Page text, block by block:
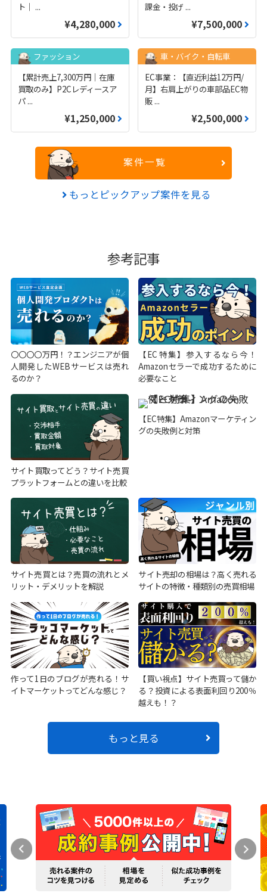
ト｜ ...
¥4,280,000
課金・投げ ...
¥7,500,000
ファッション
【累計売上7,300万円｜在庫
買取のみ】P2Cレディースア
パ ...
¥1,250,000
車・バイク・自転車
EC事業：【直近利益12万円/
月】右肩上がりの車部品EC物
販 ...
¥2,500,000
案件一覧
もっとピックアップ案件を見る
参考記事
〇〇〇〇万円！？エンジニアが個
人開発したWEBサービスは売れ
るのか？
【EC特集】参入するなら今！
Amazonセラーで成功するために
必要なこと
サイト買取ってどう？サイト売買
プラットフォームとの違いを比較
【EC特集】Amazonマーケティン
グの失敗例と対策
サイト売買とは？売買の流れとメ
リット・デメリットを解説
サイト売却の相場は？高く売れる
サイトの特徴・種類別の売買相場
作って1日のブログが売れる！サ
イトマーケットってどんな感じ？
【買い視点】サイト売買って儲か
る？投資による表面利回り200％
越えも！？
もっと見る